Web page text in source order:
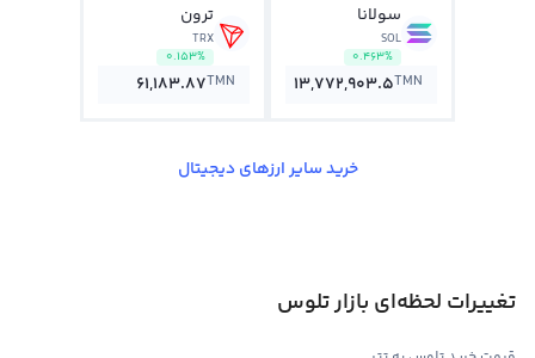
سولانا
SOL
0.463%
13,772,903.5TMN
ترون
TRX
0.153%
61,183.87TMN
خرید سایر ارزهای دیجیتال
تغییرات لحظه‌ای بازار تلوس